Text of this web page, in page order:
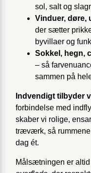
sol, salt og
Vinduer, døre,
der sætter
byvillaer og
Sokkel, hegn,
– så
sammen på
Indvendigt tilbyder
forbindelse med
skaber vi rolige,
træværk, så rummene
dag ét.
Målsætningen er altid